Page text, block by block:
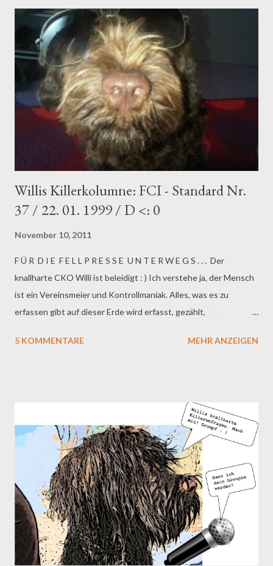
die Stuhlbeine eines ebenfalls ziemlich ranzigen IKEA Stuhls
angeknabbert habe, ihr erinnert euch , grumpf...). Und wenn
Fraule dann nach Hause kam, war ich meist sogar so verpennt,
dass ich nicht mal aufsprang, um sie anzupöbeln. Tja. So war das.
Seit ein paar Tagen nun ist alles anders, und Fraule kriegt jetzt
immer Schweißausbrüche, wenn sie die Haustür aufmacht - in
böser Vorahnung des zu Erwartenden. Und tatsä...
Willis Killerkolumne: FCI - Standard Nr.
37 / 22. 01. 1999 / D <: 0
November 10, 2011
F Ü R D I E F E L L P R E S S E U N T E R W E G S . . . Der
knallharte CKO Willi ist beleidigt : ) Ich verstehe ja, der Mensch
ist ein Vereinsmeier und Kontrollmaniak. Alles, was es zu
erfassen gibt auf dieser Erde wird erfasst, gezählt,
sogar die Bäume in Deutschland gezählt... Menschen brauchen
Vereinigungen, die sich zur Aufgabe gemacht haben, Rassen zu
bestimmen, zu beurteilen und sie bis aufs letzte Haar zu
beschreiben. Ein Hund, der dann genau dieser Beschreibung
entspricht, gilt als schön. Als ideal. Mit ihm wird gezüchtet.
Damit nach Möglichkeit nur die guten Eigenschaften
weitervererbt werden und die Rasse stark und gesund bleibt.
Neben der Vermehrung...
5 KOMMENTARE MEHR ANZEIGEN